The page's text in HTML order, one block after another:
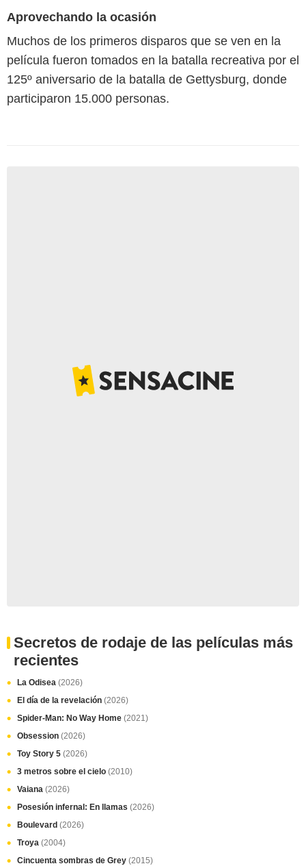
Aprovechando la ocasión
Muchos de los primeros disparos que se ven en la
película fueron tomados en la batalla recreativa por el
125º aniversario de la batalla de Gettysburg, donde
participaron 15.000 personas.
Secretos de rodaje de las películas más
recientes
La Odisea (2026)
El día de la revelación (2026)
Spider-Man: No Way Home (2021)
Obsession (2026)
Toy Story 5 (2026)
3 metros sobre el cielo (2010)
Vaiana (2026)
Posesión infernal: En llamas (2026)
Boulevard (2026)
Troya (2004)
Cincuenta sombras de Grey (2015)